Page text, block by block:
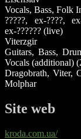
Vocals, Bass, Folk
?????, ex-????,
ex-?????? (live)
Viterzgir
Guitars, Bass,
Vocals (additional)
Dragobrath, Viter,
Molphar
Site web
kroda.com.ua/